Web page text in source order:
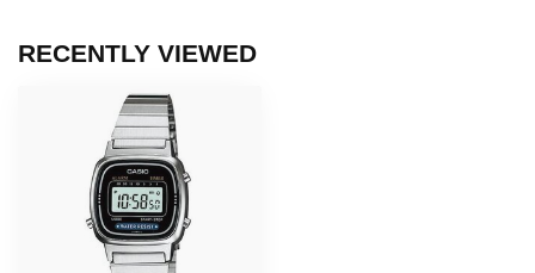
RECENTLY VIEWED